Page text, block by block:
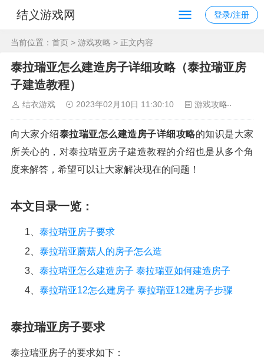
结义游戏网 登录/注册
当前位置： 首页 > 游戏攻略 > 正文内容
泰拉瑞亚怎么建造房子详细攻略（泰拉瑞亚房
子建造教程）
结衣游戏 2023年02月10日 11:30:10 游戏攻略
向大家介绍泰拉瑞亚怎么建造房子详细攻略的知识是大家
所关心的，对泰拉瑞亚房子建造教程的介绍也是从多个角
度来解答，希望可以让大家解决现在的问题！
本文目录一览：
1、 泰拉瑞亚房子要求
2、 泰拉瑞亚蘑菇人的房子怎么造
3、 泰拉瑞亚怎么建造房子 泰拉瑞亚如何建造房子
4、 泰拉瑞亚12怎么建房子 泰拉瑞亚12建房子步骤
泰拉瑞亚房子要求
泰拉瑞亚房子的要求如下：